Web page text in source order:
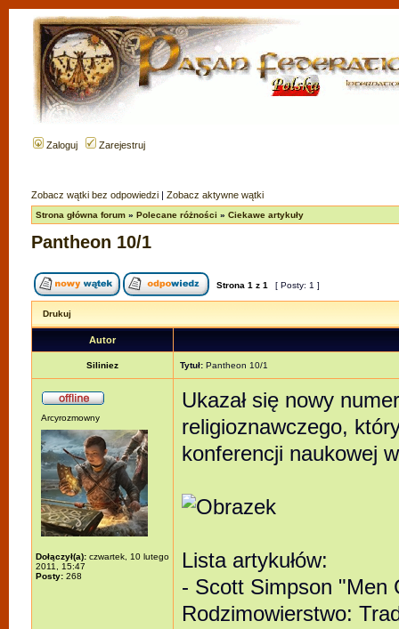
Zaloguj Zarejestruj
Zobacz wątki bez odpowiedzi | Zobacz aktywne wątki
Strona główna forum » Polecane różności » Ciekawe artykuły
Pantheon 10/1
Strona 1 z 1 [ Posty: 1 ]
Drukuj
Autor
Siliniez Tytuł: Pantheon 10/1
Arcyrozmowny
Dołączył(a): czwartek, 10 lutego
2011, 15:47
Posty: 268
Ukazał się nowy
religioznawczego,
konferencji naukowej
Lista artykułów:
- Scott Simpson "Men
Rodzimowierstwo: